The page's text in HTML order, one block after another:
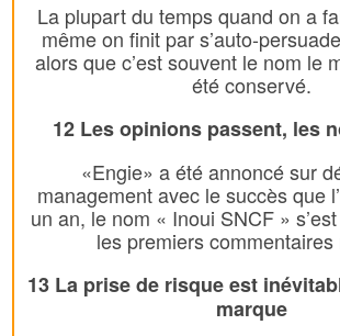
La plupart du temps quand on a
même on finit par s’auto-
alors que c’est souvent le nom le
été conservé.
12 Les opinions passent, les
«Engie» a été annoncé sur
management avec le succès que
un an, le nom « Inoui SNCF »
les premiers commentaires
13 La prise de risque est
marque